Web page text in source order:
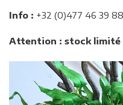
Info : +32 (0)477 46 39
Attention : stock limité